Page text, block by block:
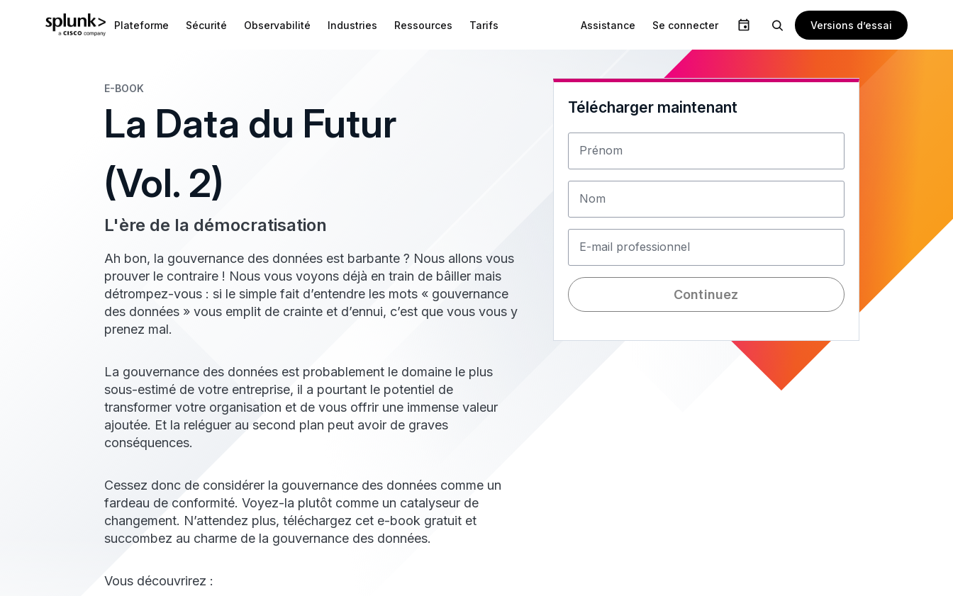
Plateforme Sécurité Observabilité Industries Ressources Tarifs Assistance Se connecter Versions d’essai
E-BOOK
La Data du Futur
(Vol. 2)
L'ère de la démocratisation
Ah bon, la gouvernance des données est barbante ? Nous allons vous
prouver le contraire ! Nous vous voyons déjà en train de bâiller mais
détrompez-vous : si le simple fait d’entendre les mots « gouvernance
des données » vous emplit de crainte et d’ennui, c’est que vous vous y
prenez mal.
La gouvernance des données est probablement le domaine le plus
sous-estimé de votre entreprise, il a pourtant le potentiel de
transformer votre organisation et de vous offrir une immense valeur
ajoutée. Et la reléguer au second plan peut avoir de graves
conséquences.
Cessez donc de considérer la gouvernance des données comme un
fardeau de conformité. Voyez-la plutôt comme un catalyseur de
changement. N’attendez plus, téléchargez cet e-book gratuit et
succombez au charme de la gouvernance des données.
Vous découvrirez :
Télécharger maintenant
Prénom
Nom
E-mail professionnel
Continuez